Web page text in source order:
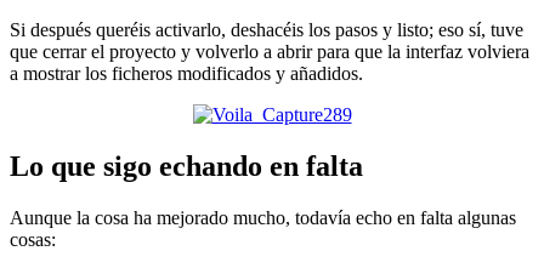
Si después queréis activarlo, deshacéis los pasos y listo; eso sí, tuve
que cerrar el proyecto y volverlo a abrir para que la interfaz volviera
a mostrar los ficheros modificados y añadidos.
Lo que sigo echando en falta
Aunque la cosa ha mejorado mucho, todavía echo en falta algunas
cosas: